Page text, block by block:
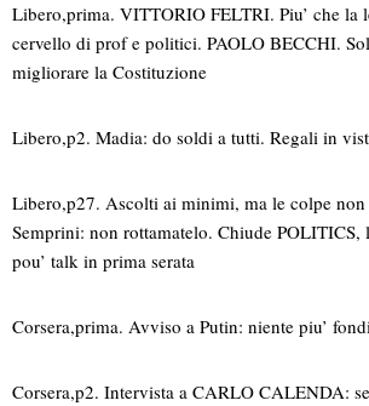
Libero,prima. VITTORIO FELTRI. Piu’ che la
cervello di prof e politici. PAOLO BECCHI.
migliorare la Costituzione
Libero,p2. Madia: do soldi a tutti. Regali in
Libero,p27. Ascolti ai minimi, ma le colpe
Semprini: non rottamatelo. Chiude POLITICS,
pou’ talk in prima serata
Corsera,prima. Avviso a Putin: niente piu’
Corsera,p2. Intervista a CARLO CALENDA: